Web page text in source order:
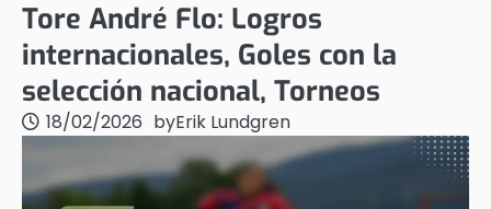
Tore André Flo: Logros
internacionales, Goles con la
selección nacional, Torneos
18/02/2026 byErik Lundgren